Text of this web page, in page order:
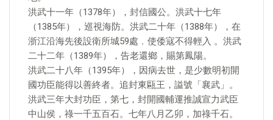
洪武十一年（1378年），封信國公。洪武十七年
（1385年），巡視海防。洪武二十年（1388年），在
浙江沿海先後設衛所城59處﹐使倭寇不得輕入 。洪武
二十二年（1389年），告老還鄉，賜第鳳陽。
洪武二十八年（1395年），因病去世，是少數明初開
國功臣能得以善終者。追封東甌王，謚號「襄武」。
洪武三年大封功臣，第七，封開國輔運推誠宣力武臣
中山侯，祿一千五百石。七年八月乙卯，加祿千石。